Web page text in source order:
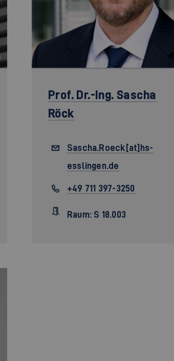
Prof. Dr.-Ing. Sascha
Röck
Sascha.Roeck[at]hs-
esslingen.de
+49 711 397-3250
Raum: S 18.003